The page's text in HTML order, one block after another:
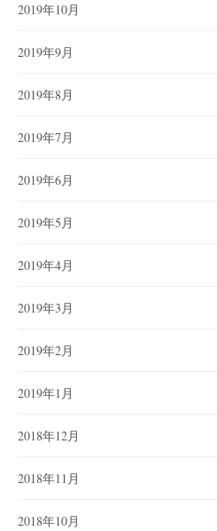
2019年10月
2019年9月
2019年8月
2019年7月
2019年6月
2019年5月
2019年4月
2019年3月
2019年2月
2019年1月
2018年12月
2018年11月
2018年10月